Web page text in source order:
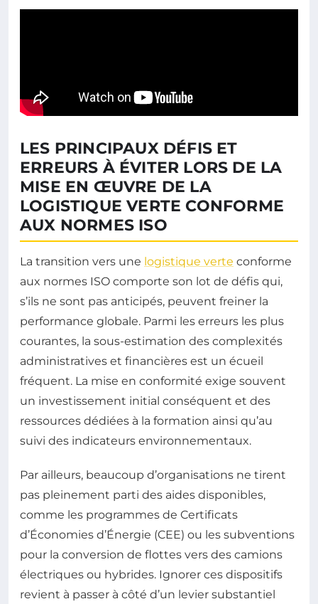
LES PRINCIPAUX DÉFIS ET
ERREURS À ÉVITER LORS DE LA
MISE EN ŒUVRE DE LA
LOGISTIQUE VERTE CONFORME
AUX NORMES ISO
La transition vers une logistique verte conforme
aux normes ISO comporte son lot de défis qui,
s’ils ne sont pas anticipés, peuvent freiner la
performance globale. Parmi les erreurs les plus
courantes, la sous-estimation des complexités
administratives et financières est un écueil
fréquent. La mise en conformité exige souvent
un investissement initial conséquent et des
ressources dédiées à la formation ainsi qu’au
suivi des indicateurs environnementaux.
Par ailleurs, beaucoup d’organisations ne tirent
pas pleinement parti des aides disponibles,
comme les programmes de Certificats
d’Économies d’Énergie (CEE) ou les subventions
pour la conversion de flottes vers des camions
électriques ou hybrides. Ignorer ces dispositifs
revient à passer à côté d’un levier substantiel